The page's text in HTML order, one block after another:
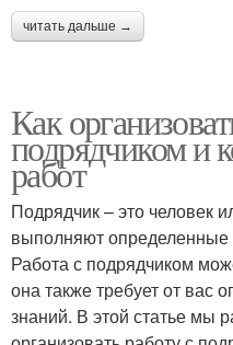
читать дальше →
Как
подрядчиком и
работ
Подрядчик – это человек
выполняют
Работа с подрядчиком
она также требует от вас
знаний. В этой статье мы